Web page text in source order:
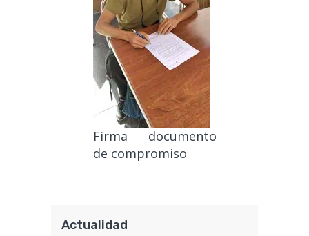
Firma documento
de compromiso
Actualidad